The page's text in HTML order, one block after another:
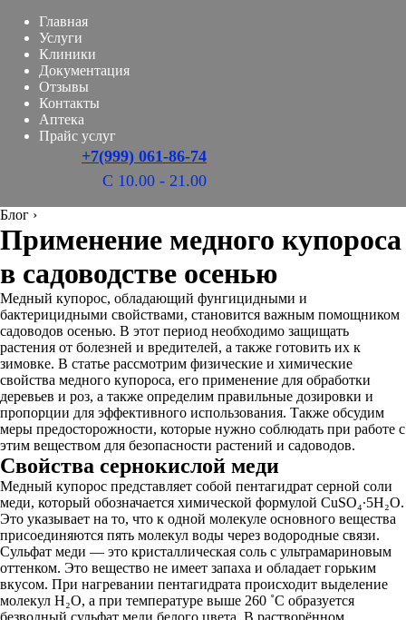
Главная
Услуги
Клиники
Документация
Отзывы
Контакты
Аптека
Прайс услуг
+7(999) 061-86-74
С 10.00 - 21.00
Блог ›
Применение медного купороса
в садоводстве осенью
Медный купорос, обладающий фунгицидными и
бактерицидными свойствами, становится важным помощником
садоводов осенью. В этот период необходимо защищать
растения от болезней и вредителей, а также готовить их к
зимовке. В статье рассмотрим физические и химические
свойства медного купороса, его применение для обработки
деревьев и роз, а также определим правильные дозировки и
пропорции для эффективного использования. Также обсудим
меры предосторожности, которые нужно соблюдать при работе с
этим веществом для безопасности растений и садоводов.
Свойства сернокислой меди
Медный купорос представляет собой пентагидрат серной соли
меди, который обозначается химической формулой CuSO₄∙5H₂O.
Это указывает на то, что к одной молекуле основного вещества
присоединяются пять молекул воды через водородные связи.
Сульфат меди — это кристаллическая соль с ультрамариновым
оттенком. Это вещество не имеет запаха и обладает горьким
вкусом. При нагревании пентагидрата происходит выделение
молекул H₂O, а при температуре выше 260 ˚C образуется
безводный сульфат меди белого цвета. В растворённом